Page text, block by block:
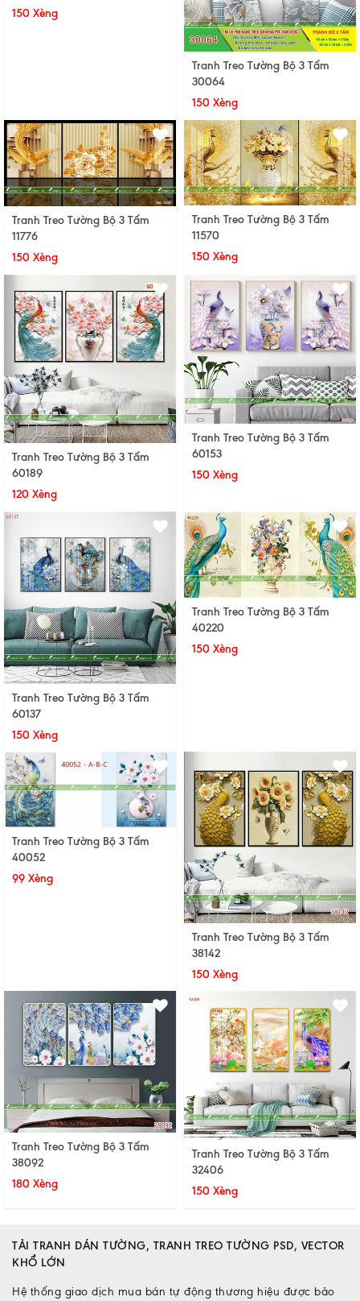
150 Xèng
Tranh Treo Tường Bộ 3 Tấm
30064
150 Xèng
Tranh Treo Tường Bộ 3 Tấm
11776
150 Xèng
Tranh Treo Tường Bộ 3 Tấm
11570
150 Xèng
Tranh Treo Tường Bộ 3 Tấm
60189
120 Xèng
Tranh Treo Tường Bộ 3 Tấm
60153
150 Xèng
Tranh Treo Tường Bộ 3 Tấm
60137
150 Xèng
Tranh Treo Tường Bộ 3 Tấm
40220
150 Xèng
Tranh Treo Tường Bộ 3 Tấm
40052
99 Xèng
Tranh Treo Tường Bộ 3 Tấm
38142
150 Xèng
Tranh Treo Tường Bộ 3 Tấm
38092
180 Xèng
Tranh Treo Tường Bộ 3 Tấm
32406
150 Xèng
TẢI TRANH DÁN TƯỜNG, TRANH TREO TƯỜNG PSD, VECTOR
KHỔ LỚN
Hệ thống giao dịch mua bán tự động thương hiệu được bảo